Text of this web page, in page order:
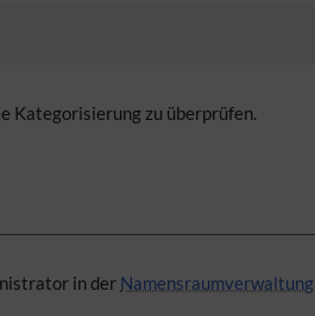
Kategorisierung zu überprüfen.
in der Namensraumverwaltung